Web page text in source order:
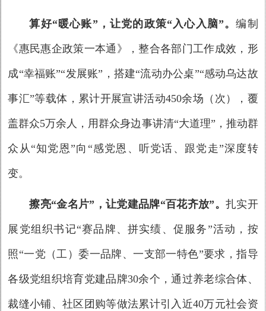
算好“暖心账”，让党的政策“入心入脑”。编制
《惠民惠企政策一本通》，整合各部门工作成效，形
成“幸福账”“发展账”，搭建“流动办公桌”“感动乌达故
事汇”等载体，累计开展宣讲活动450余场（次），覆
盖群众5万余人，用群众身边事讲清“大道理”，推动群
众从“知党恩”向“感党恩、听党话、跟党走”深度转
变。
擦亮“金名片”，让党建品牌“百花齐放”。 扎实开
展党组织书记“赛品牌、拼实绩、促服务”活动，按
照“一党（工）委一品牌、一支部一特色”要求，指导
各级党组织培育党建品牌30余个，通过养老综合体、
裁缝小铺、社区团购等做法累计引入近40万元社会资